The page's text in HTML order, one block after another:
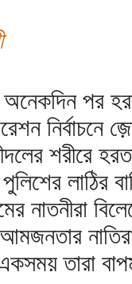
পর
শরীরে
পুলিশের
নাতনীরা
তারা